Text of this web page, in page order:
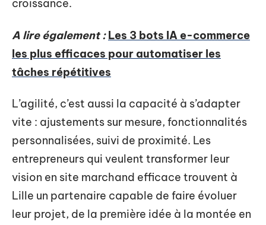
croissance.
A lire également : Les 3 bots IA e-commerce
les plus efficaces pour automatiser les
tâches répétitives
L’agilité, c’est aussi la capacité à s’adapter
vite : ajustements sur mesure, fonctionnalités
personnalisées, suivi de proximité. Les
entrepreneurs qui veulent transformer leur
vision en site marchand efficace trouvent à
Lille un partenaire capable de faire évoluer
leur projet, de la première idée à la montée en